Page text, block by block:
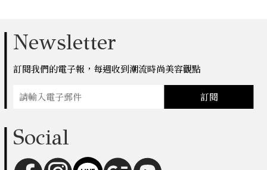
Newsletter
訂閱我們的電子報，每週收到潮流時尚美容觀點
訂閱
Social